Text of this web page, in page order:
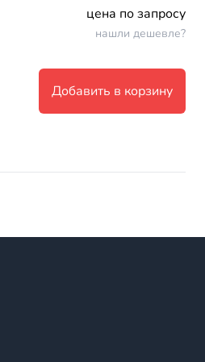
цена по запросу
нашли дешевле?
Добавить в корзину